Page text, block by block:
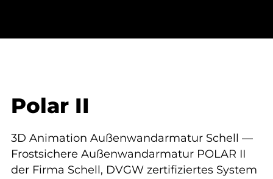
Polar II
3D Animation Außenwandarmatur Schell —
Frostsichere Außenwandarmatur POLAR II
der Firma Schell, DVGW zertifiziertes System